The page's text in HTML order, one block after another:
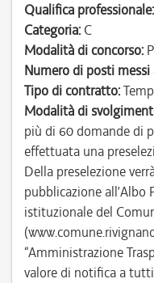
Qualifica professionale:
Categoria: C
Modalità di concorso:
Numero di posti messi
Tipo di contratto:
Modalità di
più di 60 domande di
effettuata una
Della preselezione
pubblicazione
istituzionale del
“Amministrazione
valore di notifica a